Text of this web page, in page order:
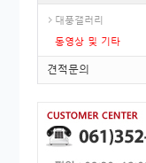
대풍갤러리
동영상 및 기타
견적문의